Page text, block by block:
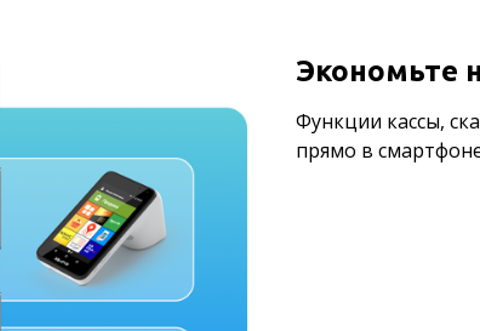
Экономьте
Функции кассы,
прямо в